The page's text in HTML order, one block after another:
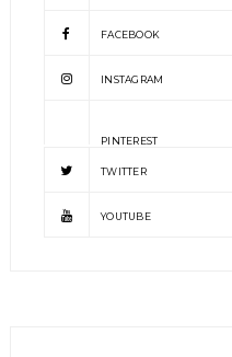
FACEBOOK
INSTAGRAM
PINTEREST
TWITTER
YOUTUBE